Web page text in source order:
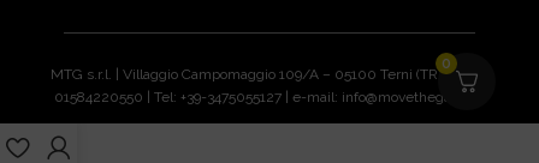
MTG s.r.l. | Villaggio Campomaggio 109/A – 05100 Terni (TR) | P.IVA:
01584220550 | Tel: +39-3475055127 | e-mail: info@movethegame.it
0